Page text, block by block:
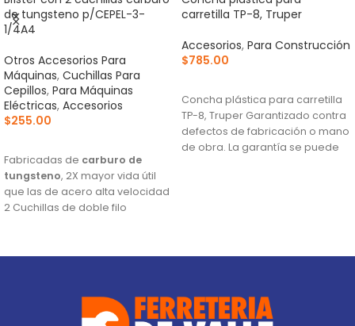
de tungsteno p/CEPEL-3-
1/4A4
Otros Accesorios Para
Máquinas, Cuchillas Para
Cepillos, Para Máquinas
Eléctricas, Accesorios
$255.00
Fabricadas de carburo de
tungsteno, 2X mayor vida útil
que las de acero alta velocidad
2 Cuchillas de doble filo
3-1/4N, CEPEL-3-1/4A4 y CEPEL-3-
Este producto sustituye a: CU-
CEPEL-3-1/4X (13092)
carretilla TP-8, Truper
Accesorios, Para Construcción
$785.00
Concha plástica para carretilla
TP-8, Truper Garantizado contra
defectos de fabricación o mano
de obra. La garantía se puede